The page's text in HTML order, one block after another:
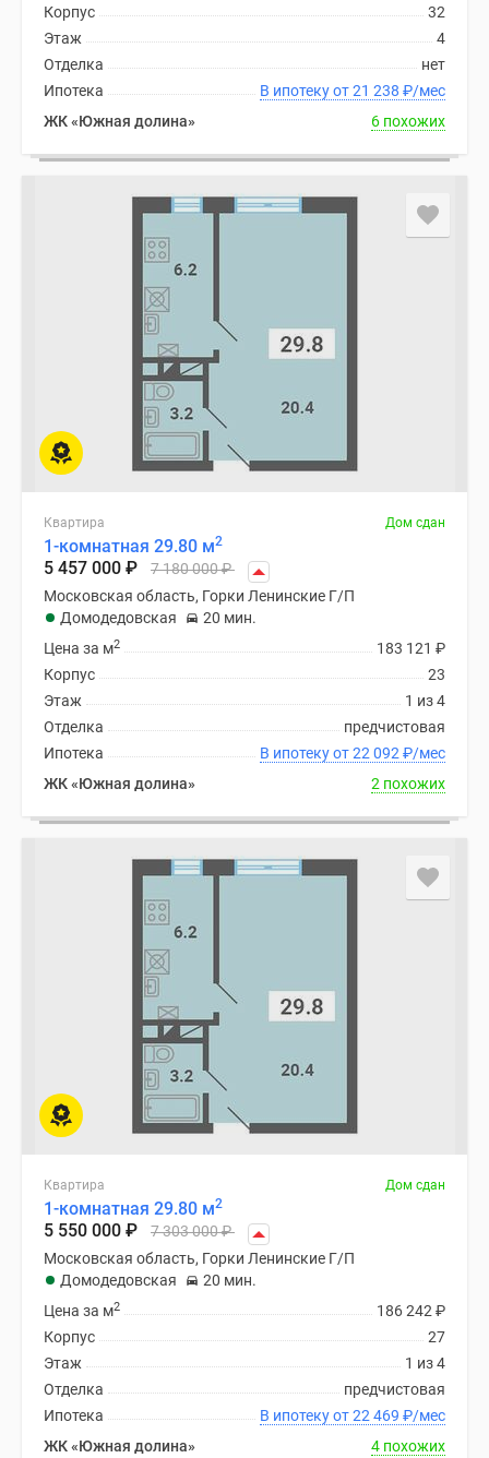
32
Корпус
4
Этаж
нет
Отделка
В ипотеку от 21 238 ₽/мес
Ипотека
ЖК «Южная долина»
6 похожих
Квартира Дом сдан
1-комнатная 29.80 м2
5 457 000 ₽ 7 180 000₽
Московская область, Горки Ленинские Г/П
Домодедовская
20 мин.
183 121 ₽
Цена за м2
23
Корпус
1 из 4
Этаж
предчистовая
Отделка
В ипотеку от 22 092 ₽/мес
Ипотека
ЖК «Южная долина»
2 похожих
Квартира Дом сдан
1-комнатная 29.80 м2
5 550 000 ₽ 7 303 000₽
Московская область, Горки Ленинские Г/П
Домодедовская
20 мин.
186 242 ₽
Цена за м2
27
Корпус
1 из 4
Этаж
предчистовая
Отделка
В ипотеку от 22 469 ₽/мес
Ипотека
ЖК «Южная долина»
4 похожих